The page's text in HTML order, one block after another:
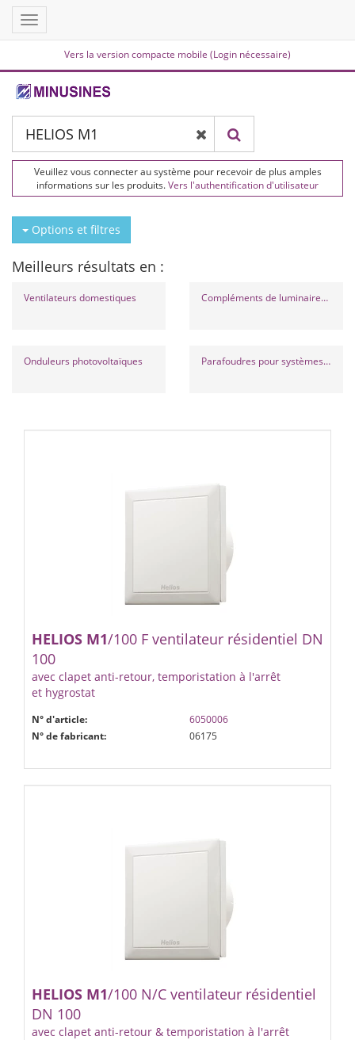
Vers la version compacte mobile (Login nécessaire)
Toggle
navigation
Veuillez vous connecter au système pour recevoir de plus amples
informations sur les produits.Vers l'authentification d'utilisateur
Options et filtres
Meilleurs résultats en :
Ventilateurs domestiques Compléments de luminaires extérieurs
Onduleurs photovoltaïques Parafoudres pour systèmes informatiques
HELIOS M1/100 F ventilateur résidentiel DN
100
avec clapet anti-retour, temporistation à l'arrêt
et hygrostat
N° d'article:
6050006
N° de fabricant:
06175
HELIOS M1/100 N/C ventilateur résidentiel
DN 100
avec clapet anti-retour & temporistation à l'arrêt